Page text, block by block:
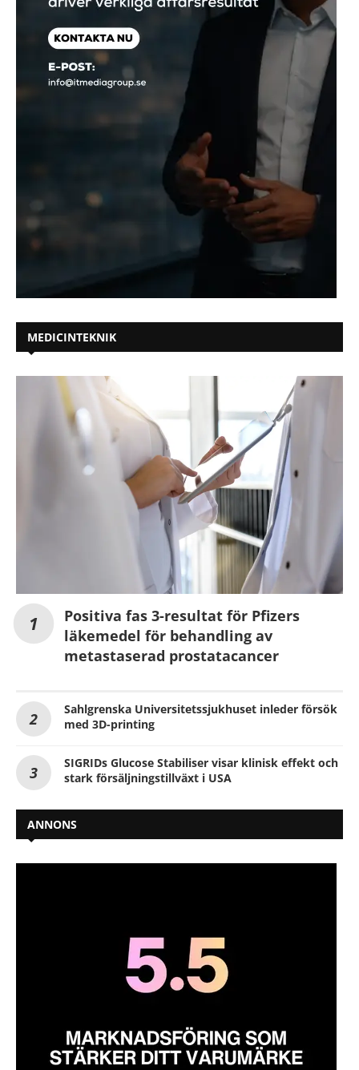
MEDICINTEKNIK
Positiva fas 3-resultat för Pfizers
läkemedel för behandling av
metastaserad prostatacancer
Sahlgrenska Universitetssjukhuset inleder försök
med 3D-printing
SIGRIDs Glucose Stabiliser visar klinisk effekt och
stark försäljningstillväxt i USA
ANNONS